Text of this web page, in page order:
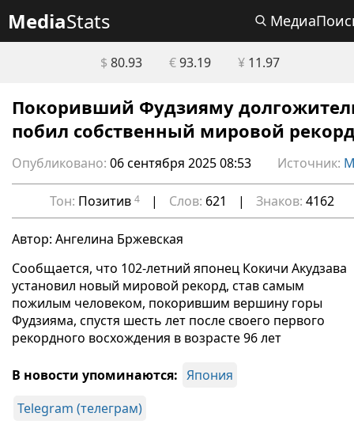
MediaStats
$ 80.93 €93.19 ¥11.97
Покоривший Фудзияму
побил собственный мировой
Опубликовано: 06 сентября 2025 08:53 Источник:
Тон: Позитив 4 | Слов: 621 | Знаков: 4162
Автор: Ангелина Бржевская
Сообщается, что 102-летний японец Кокичи Акудзава
установил новый мировой рекорд, став самым
пожилым человеком, покорившим вершину горы
Фудзияма, спустя шесть лет после своего первого
рекордного восхождения в возрасте 96 лет
В новости упоминаются: Япония
Telegram (телеграм)